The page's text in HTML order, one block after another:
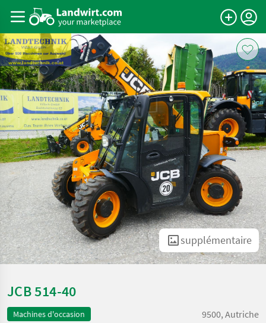
supplémentaire
JCB 514-40
Machines d'occasion 9500, Autriche